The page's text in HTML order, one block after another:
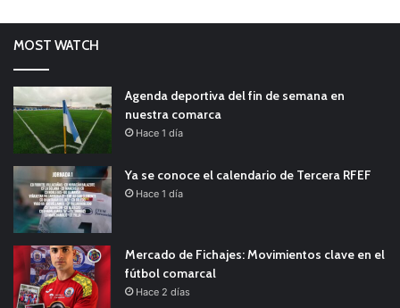
MOST WATCH
Agenda deportiva del fin de semana en
nuestra comarca
Hace 1 día
Ya se conoce el calendario de Tercera RFEF
Hace 1 día
Mercado de Fichajes: Movimientos clave en el
fútbol comarcal
Hace 2 días